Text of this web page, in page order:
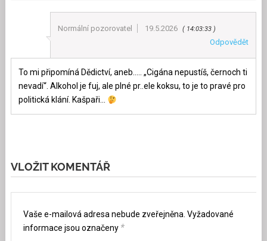
Normální pozorovatel 19.5.2026 14:03:33
Odpovědět
To mi připomíná Dědictví, aneb….. „Cigána nepustíš, černoch ti
nevadí“. Alkohol je fuj, ale plné pr..ele koksu, to je to pravé pro
politická klání. Kašpaři…
VLOŽIT KOMENTÁŘ
Vaše e-mailová adresa nebude zveřejněna. Vyžadované
informace jsou označeny *